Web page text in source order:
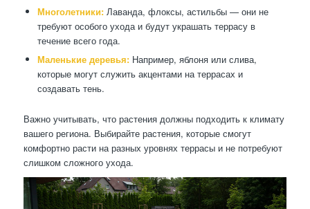
Многолетники:Лаванда, флоксы, астильбы — они не
требуют особого ухода и будут украшать террасу в
течение всего года.
Маленькие деревья:Например, яблоня или слива,
которые могут служить акцентами на террасах и
создавать тень.
Важно учитывать, что растения должны подходить к климату
вашего региона. Выбирайте растения, которые смогут
комфортно расти на разных уровнях террасы и не потребуют
слишком сложного ухода.